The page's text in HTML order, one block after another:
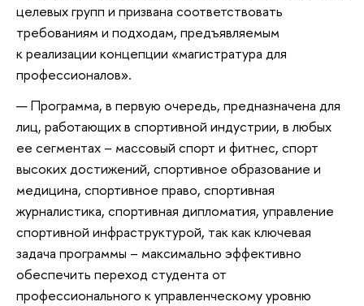
целевых групп и призвана соответствовать
требованиям и подходам, предъявляемым
к реализации концепции «магистратура для
профессионалов».
Программа, в первую очередь, предназначена для
лиц, работающих в спортивной индустрии, в любых
ее сегментах – массовый спорт и фитнес, спорт
высоких достижений, спортивное образование и
медицина, спортивное право, спортивная
журналистика, спортивная дипломатия, управление
спортивной инфраструктурой, так как ключевая
задача программы – максимально эффективно
обеспечить переход студента от
профессионального к управленческому уровню